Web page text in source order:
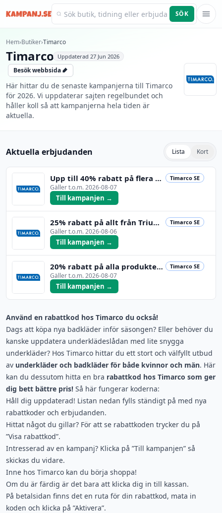
SÖK
Hem›Butiker›Timarco
Timarco Uppdaterad 27 Jun 2026
Besök webbsida
Här hittar du de senaste kampanjerna till Timarco
för 2026. Vi uppdaterar sajten regelbundet och
håller koll så att kampanjerna hela tiden är
aktuella.
Aktuella erbjudanden Lista Kort
Upp till 40% rabatt på flera populära märken! Timarco SE
Gäller t.o.m.2026-08-07
Till kampanjen →
25% rabatt på allt från Triumph. Kan inte kombiner Timarco SE
Gäller t.o.m.2026-08-06
Till kampanjen →
20% rabatt på alla produkter från Elomi. Kan inte Timarco SE
Gäller t.o.m.2026-08-07
Till kampanjen →
Använd en rabattkod hos Timarco du också!
Dags att köpa nya badkläder inför säsongen? Eller behöver du
kanske uppdatera underklädeslådan med lite snygga
underkläder? Hos Timarco hittar du ett stort och välfyllt utbud
av underkläder och badkläder för både kvinnor och män. Här
kan du dessutom hitta en bra rabattkod hos Timarco som ger
dig bett bättre pris! Så här fungerar koderna:
Håll dig uppdaterad! Listan nedan fylls ständigt på med nya
rabattkoder och erbjudanden.
Hittat något du gillar? För att se rabattkoden trycker du på
”Visa rabattkod”.
Intresserad av en kampanj? Klicka på ”Till kampanjen” så
skickas du vidare.
Inne hos Timarco kan du börja shoppa!
Om du är färdig är det bara att klicka dig in till kassan.
På betalsidan finns det en ruta för din rabattkod, mata in
koden och klicka på ”Aktivera”.